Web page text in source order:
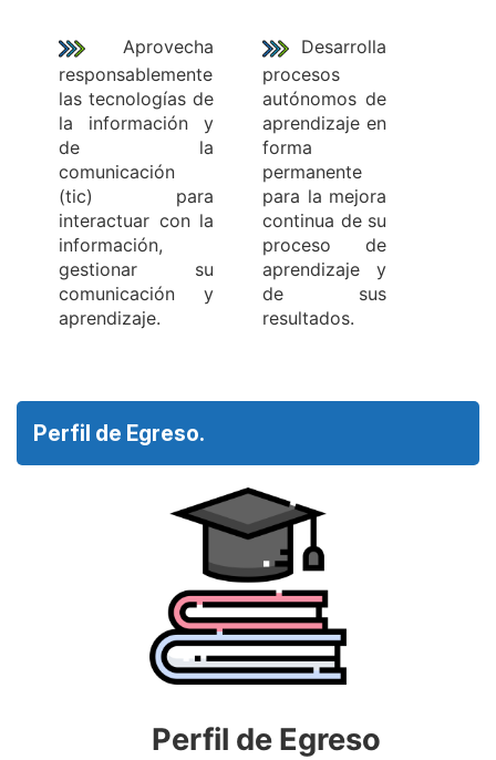
Aprovecha
responsablemente
las tecnologías de
la información y
de la
comunicación
(tic) para
interactuar con la
información,
gestionar su
comunicación y
aprendizaje.
Desarrolla
procesos
autónomos de
aprendizaje en
forma
permanente
para la mejora
continua de su
proceso de
aprendizaje y
de sus
resultados.
Perfil de Egreso.
Perfil de Egreso